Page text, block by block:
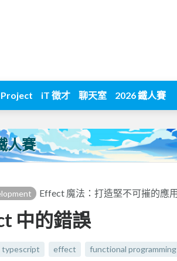
iT 徵才 聊天室 2026 鐵人賽
人賽
Effect 魔法：打造堅不可摧的應
中的錯誤
typescript effect functional programming